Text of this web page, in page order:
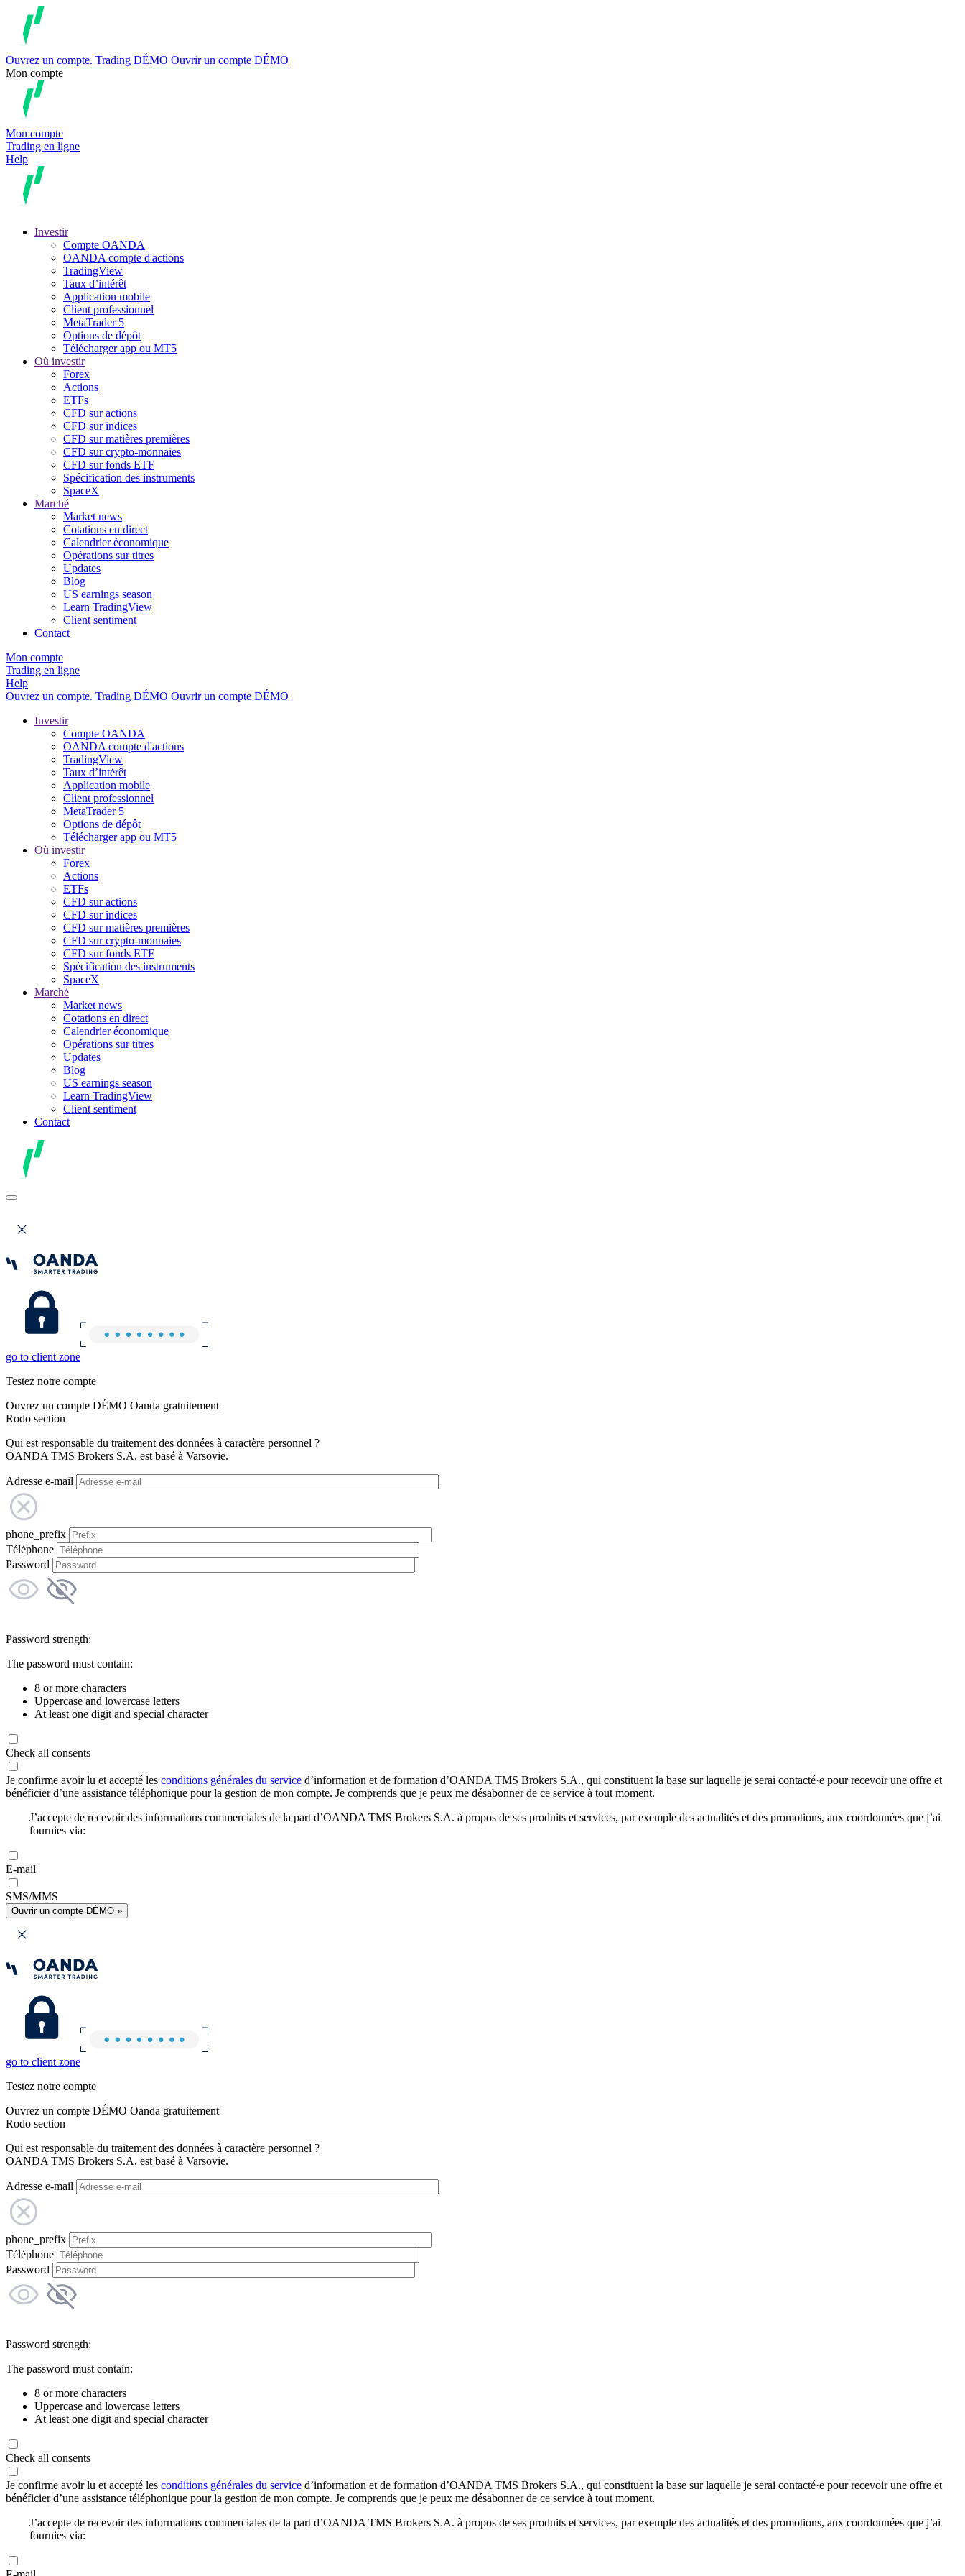
Ouvrez un compte. Trading DÉMO Ouvrir un compte DÉMO
Mon compte
Mon compte
Trading en ligne
Help
Investir
Compte OANDA
OANDA compte d'actions
TradingView
Taux d’intérêt
Application mobile
Client professionnel
MetaTrader 5
Options de dépôt
Télécharger app ou MT5
Où investir
Forex
Actions
ETFs
CFD sur actions
CFD sur indices
CFD sur matières premières
CFD sur crypto-monnaies
CFD sur fonds ETF
Spécification des instruments
SpaceX
Marché
Market news
Cotations en direct
Calendrier économique
Opérations sur titres
Updates
Blog
US earnings season
Learn TradingView
Client sentiment
Contact
Mon compte
Trading en ligne
Help
Ouvrez un compte. Trading DÉMO Ouvrir un compte DÉMO
Investir
Compte OANDA
OANDA compte d'actions
TradingView
Taux d’intérêt
Application mobile
Client professionnel
MetaTrader 5
Options de dépôt
Télécharger app ou MT5
Où investir
Forex
Actions
ETFs
CFD sur actions
CFD sur indices
CFD sur matières premières
CFD sur crypto-monnaies
CFD sur fonds ETF
Spécification des instruments
SpaceX
Marché
Market news
Cotations en direct
Calendrier économique
Opérations sur titres
Updates
Blog
US earnings season
Learn TradingView
Client sentiment
Contact
go to client zone
Testez notre compte
Ouvrez un compte DÉMO Oanda gratuitement
Rodo section
Qui est responsable du traitement des données à caractère personnel ?
OANDA TMS Brokers S.A. est basé à Varsovie.
Adresse e-mail
phone_prefix
Téléphone
Password
Password strength:
The password must contain:
8 or more characters
Uppercase and lowercase letters
At least one digit and special character
Check all consents
Je confirme avoir lu et accepté les conditions générales du service d’information et de formation d’OANDA TMS Brokers S.A., qui constituent la base sur laquelle je serai contacté·e pour recevoir une offre et
bénéficier d’une assistance téléphonique pour la gestion de mon compte. Je comprends que je peux me désabonner de ce service à tout moment.
J’accepte de recevoir des informations commerciales de la part d’OANDA TMS Brokers S.A. à propos de ses produits et services, par exemple des actualités et des promotions, aux coordonnées que j’ai
fournies via:
E-mail
SMS/MMS
Ouvrir un compte DÉMO »
go to client zone
Testez notre compte
Ouvrez un compte DÉMO Oanda gratuitement
Rodo section
Qui est responsable du traitement des données à caractère personnel ?
OANDA TMS Brokers S.A. est basé à Varsovie.
Adresse e-mail
phone_prefix
Téléphone
Password
Password strength:
The password must contain:
8 or more characters
Uppercase and lowercase letters
At least one digit and special character
Check all consents
Je confirme avoir lu et accepté les conditions générales du service d’information et de formation d’OANDA TMS Brokers S.A., qui constituent la base sur laquelle je serai contacté·e pour recevoir une offre et
bénéficier d’une assistance téléphonique pour la gestion de mon compte. Je comprends que je peux me désabonner de ce service à tout moment.
J’accepte de recevoir des informations commerciales de la part d’OANDA TMS Brokers S.A. à propos de ses produits et services, par exemple des actualités et des promotions, aux coordonnées que j’ai
fournies via: